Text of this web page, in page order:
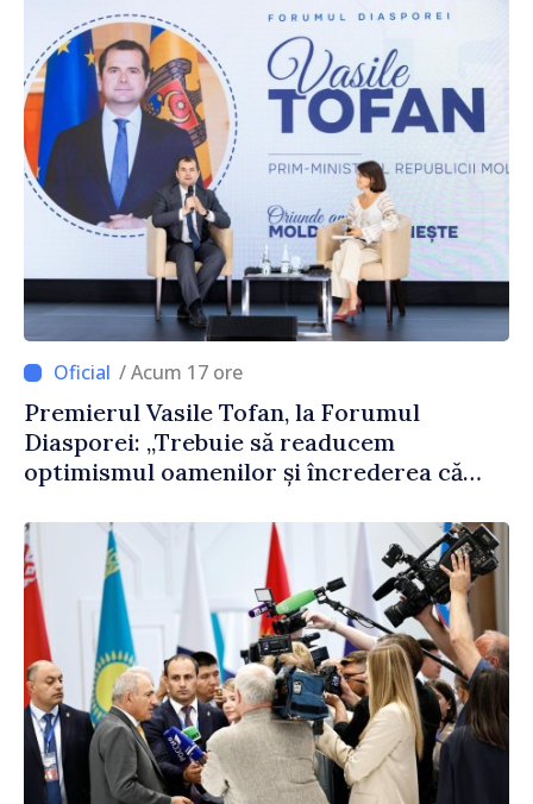
/ Acum 17 ore
Premierul Vasile Tofan, la Forumul
Diasporei: „Trebuie să readucem
optimismul oamenilor și încrederea că
corectă”